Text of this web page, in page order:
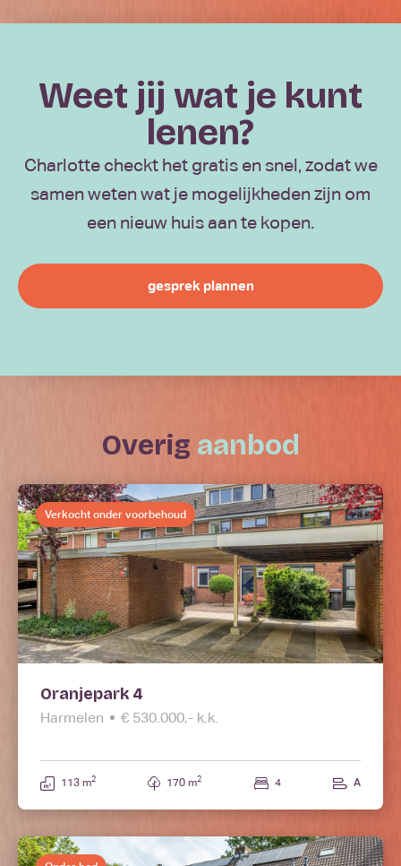
Weet jij wat je kunt
lenen?
Charlotte checkt het gratis en snel, zodat we
samen weten wat je mogelijkheden zijn om
een nieuw huis aan te kopen.
gesprek plannen
overig aanbod
Verkocht onder voorbehoud
Oranjepark 4
Harmelen € 530.000,- k.k.
113 m2 170 m2 4 A